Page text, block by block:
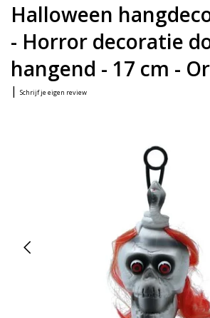
Halloween
- Horror decoratie
hangend - 17 cm -
| Schrijf je eigen review